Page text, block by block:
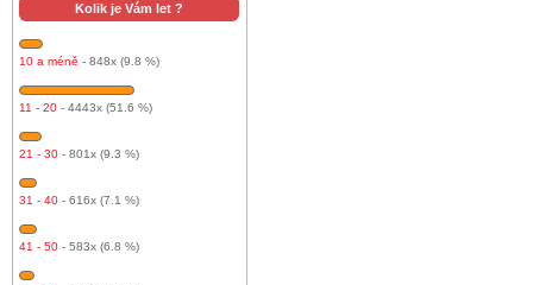
Kolik je Vám let ?
10 a méně - 848x (9.8 %)
11 - 20 - 4443x (51.6 %)
21 - 30 - 801x (9.3 %)
31 - 40 - 616x (7.1 %)
41 - 50 - 583x (6.8 %)